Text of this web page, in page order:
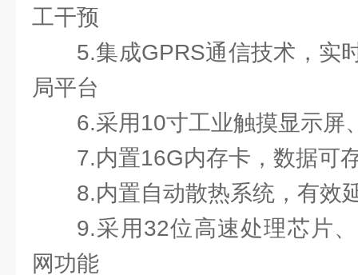
二氧
化硫（选
配）
0-
粉尘
（选配）
0-
100
Mg/m3
检测种类/量程根
工干预
5.集成GPRS通信技术，实
局平台
6.采用10寸工业触摸显示屏
7.内置16G内存卡，数据可
8.内置自动散热系统，有效
9.采用32位高速处理芯片
网功能